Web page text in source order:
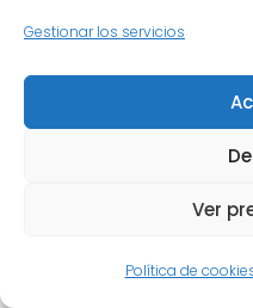
Gestionar los servicios
Ver
Política de
modernas
Gibson–
humbuckers
Bare Knuckle
en Reino
Fralin ,
Artesanales y